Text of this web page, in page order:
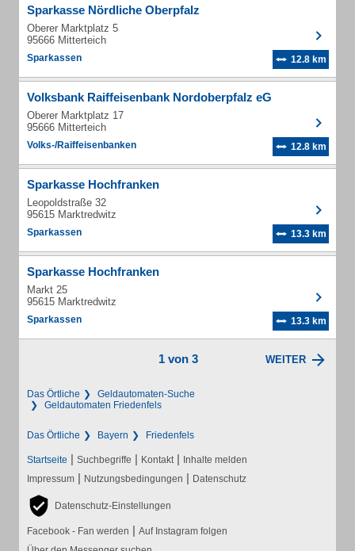
Sparkasse Nördliche Oberpfalz
Oberer Marktplatz 5
95666 Mitterteich
Sparkassen 12.8 km
Volksbank Raiffeisenbank Nordoberpfalz eG
Oberer Marktplatz 17
95666 Mitterteich
Volks-/Raiffeisenbanken 12.8 km
Sparkasse Hochfranken
Leopoldstraße 32
95615 Marktredwitz
Sparkassen 13.3 km
Sparkasse Hochfranken
Markt 25
95615 Marktredwitz
Sparkassen 13.3 km
1 von 3 WEITER
Das Örtliche
Geldautomaten-Suche
Geldautomaten Friedenfels
Das Örtliche Bayern Friedenfels
Startseite | Suchbegriffe | Kontakt | Inhalte melden
Impressum | Nutzungsbedingungen | Datenschutz
Datenschutz-Einstellungen
Facebook - Fan werden | Auf Instagram folgen